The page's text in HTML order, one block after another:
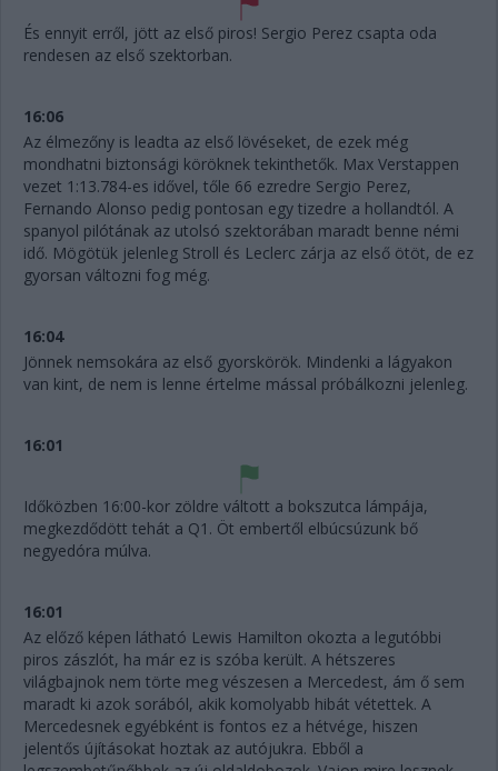
És ennyit erről, jött az első piros! Sergio Perez csapta oda
rendesen az első szektorban.
16:06
Az élmezőny is leadta az első lövéseket, de ezek még
mondhatni biztonsági köröknek tekinthetők. Max Verstappen
vezet 1:13.784-es idővel, tőle 66 ezredre Sergio Perez,
Fernando Alonso pedig pontosan egy tizedre a hollandtól. A
spanyol pilótának az utolsó szektorában maradt benne némi
idő. Mögötük jelenleg Stroll és Leclerc zárja az első ötöt, de ez
gyorsan változni fog még.
16:04
Jönnek nemsokára az első gyorskörök. Mindenki a lágyakon
van kint, de nem is lenne értelme mással próbálkozni jelenleg.
16:01
Időközben 16:00-kor zöldre váltott a bokszutca lámpája,
megkezdődött tehát a Q1. Öt embertől elbúcsúzunk bő
negyedóra múlva.
16:01
Az előző képen látható Lewis Hamilton okozta a legutóbbi
piros zászlót, ha már ez is szóba került. A hétszeres
világbajnok nem törte meg vészesen a Mercedest, ám ő sem
maradt ki azok sorából, akik komolyabb hibát vétettek. A
Mercedesnek egyébként is fontos ez a hétvége, hiszen
jelentős újításokat hoztak az autójukra. Ebből a